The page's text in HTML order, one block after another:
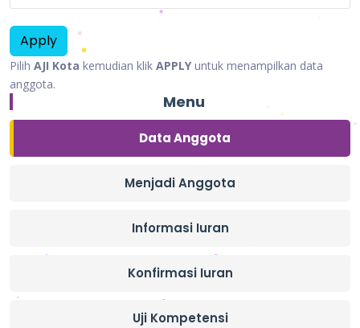
Pilih AJI Kota kemudian klik APPLYuntuk menampilkan data
anggota.
Menu
Data Anggota
Menjadi Anggota
Informasi Iuran
Konfirmasi Iuran
Uji Kompetensi